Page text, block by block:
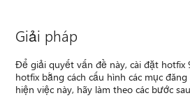
Giải pháp
Để giải quyết vấn đề này, cài đặt hotfix
hotfix bằng cách cấu hình các mục
hiện việc này, hãy làm theo các bước